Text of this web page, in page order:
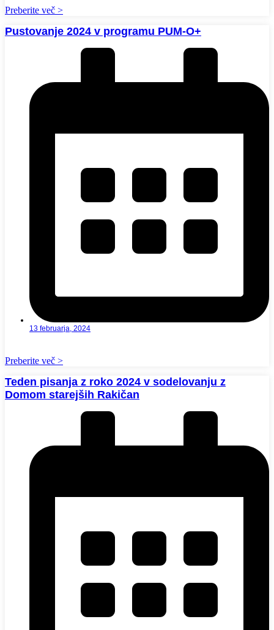
Preberite več >
Pustovanje 2024 v programu PUM-O+
13 februarja, 2024
Preberite več >
Teden pisanja z roko 2024 v sodelovanju z
Domom starejših Rakičan